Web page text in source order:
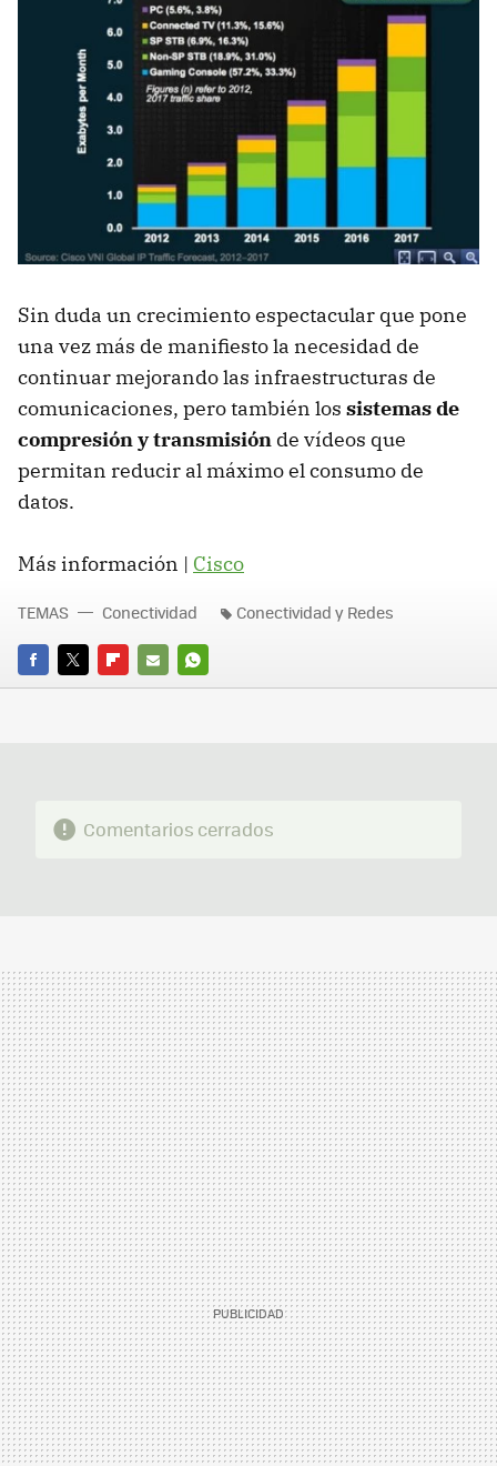
Sin duda un crecimiento espectacular que pone
una vez más de manifiesto la necesidad de
continuar mejorando las infraestructuras de
comunicaciones, pero también los sistemas de
compresión y transmisión de vídeos que
permitan reducir al máximo el consumo de
datos.
Más información | Cisco
FACEBOOK
TWITTERFLIPBOARD
E-
WHATSAPP
TEMAS Conectividad Conectividad y Redes
Comentarios cerrados